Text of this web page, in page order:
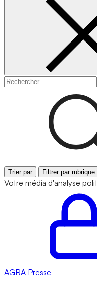
Trier par Filtrer par rubrique
Votre média d'analyse
AGRA Presse